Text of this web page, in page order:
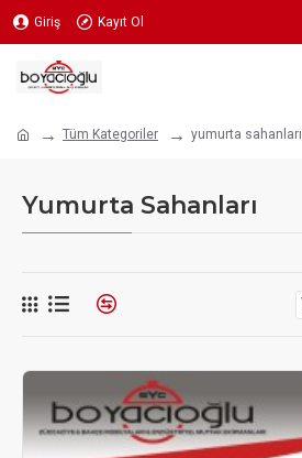
Giriş Kayıt Ol
Tüm Kategoriler yumurta sahanları
Yumurta Sahanları